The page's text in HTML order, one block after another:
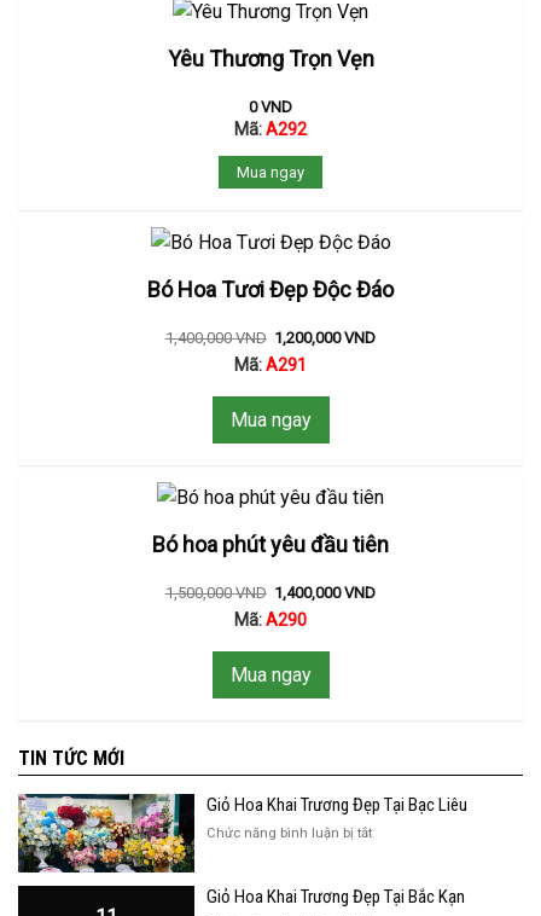
Yêu Thương Trọn Vẹn
0VND
Mã:A292
Mua ngay
Bó Hoa Tươi Đẹp Độc Đáo
1,400,000VND 1,200,000VND
Mã:A291
Mua ngay
Bó hoa phút yêu đầu tiên
1,500,000VND 1,400,000VND
Mã:A290
Mua ngay
TIN TỨC MỚI
Giỏ Hoa Khai Trương Đẹp Tại Bạc Liêu
Chức năng bình luận bị tắtở
Khai
Giỏ Hoa Khai Trương Đẹp Tại Bắc Kạn